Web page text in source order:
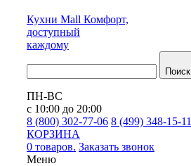
Кухни Mall Комфорт,
доступный
каждому
Поиск
ПН-ВС
с 10:00 до 20:00
8 (800) 302-77-06 8 (499) 348-15-11
КОРЗИНА
0 товаров. Заказать звонок
Меню